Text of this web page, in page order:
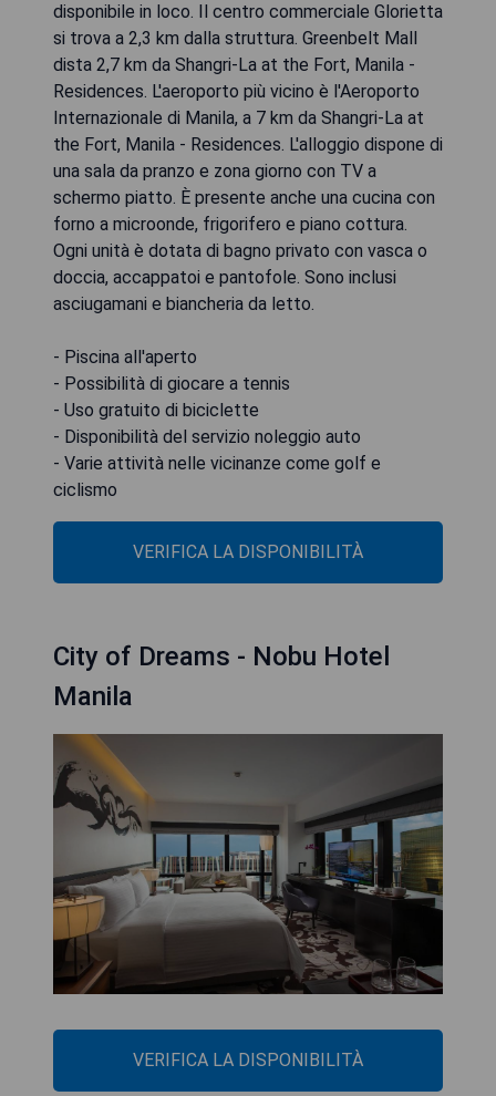
disponibile in loco. Il centro commerciale Glorietta
si trova a 2,3 km dalla struttura. Greenbelt Mall
dista 2,7 km da Shangri-La at the Fort, Manila -
Residences. L'aeroporto più vicino è l'Aeroporto
Internazionale di Manila, a 7 km da Shangri-La at
the Fort, Manila - Residences. L'alloggio dispone di
una sala da pranzo e zona giorno con TV a
schermo piatto. È presente anche una cucina con
forno a microonde, frigorifero e piano cottura.
Ogni unità è dotata di bagno privato con vasca o
doccia, accappatoi e pantofole. Sono inclusi
asciugamani e biancheria da letto.
- Piscina all'aperto
- Possibilità di giocare a tennis
- Uso gratuito di biciclette
- Disponibilità del servizio noleggio auto
- Varie attività nelle vicinanze come golf e
ciclismo
VERIFICA LA DISPONIBILITÀ
City of Dreams - Nobu Hotel
Manila
VERIFICA LA DISPONIBILITÀ